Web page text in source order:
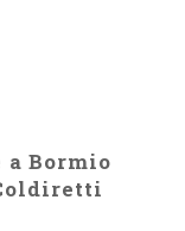
Bormio